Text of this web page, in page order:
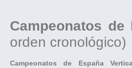
Campeonatos de
orden cronológico)
Campeonatos de España